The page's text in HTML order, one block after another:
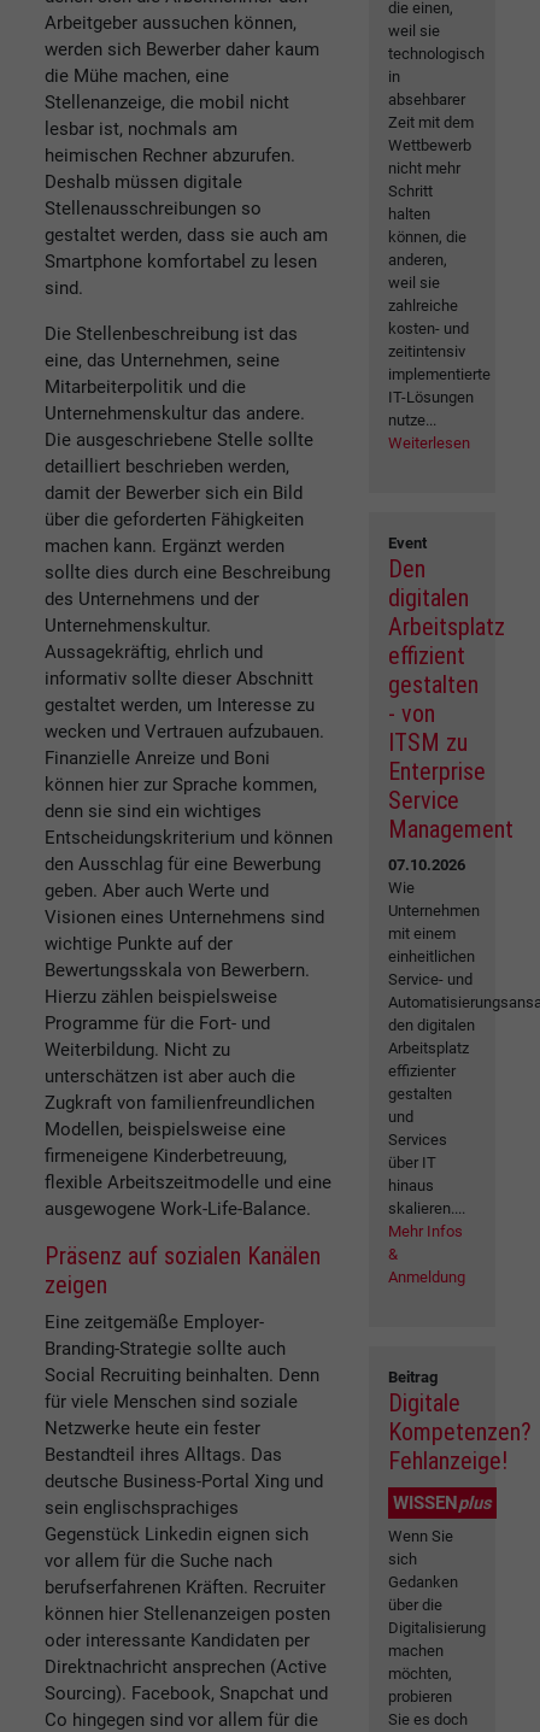
Arbeitgeber aussuchen können,
werden sich Bewerber daher kaum
die Mühe machen, eine
Stellenanzeige, die mobil nicht
lesbar ist, nochmals am
heimischen Rechner abzurufen.
Deshalb müssen digitale
Stellenausschreibungen so
gestaltet werden, dass sie auch am
Smartphone komfortabel zu lesen
sind.
Die Stellenbeschreibung ist das
eine, das Unternehmen, seine
Mitarbeiterpolitik und die
Unternehmenskultur das andere.
Die ausgeschriebene Stelle sollte
detailliert beschrieben werden,
damit der Bewerber sich ein Bild
über die geforderten Fähigkeiten
machen kann. Ergänzt werden
sollte dies durch eine Beschreibung
des Unternehmens und der
Unternehmenskultur.
Aussagekräftig, ehrlich und
informativ sollte dieser Abschnitt
gestaltet werden, um Interesse zu
wecken und Vertrauen aufzubauen.
Finanzielle Anreize und Boni
können hier zur Sprache kommen,
denn sie sind ein wichtiges
Entscheidungskriterium und können
den Ausschlag für eine Bewerbung
geben. Aber auch Werte und
Visionen eines Unternehmens sind
wichtige Punkte auf der
Bewertungsskala von Bewerbern.
Hierzu zählen beispielsweise
Programme für die Fort- und
Weiterbildung. Nicht zu
unterschätzen ist aber auch die
Zugkraft von familienfreundlichen
Modellen, beispielsweise eine
firmeneigene Kinderbetreuung,
flexible Arbeitszeitmodelle und eine
ausgewogene Work-Life-Balance.
Präsenz auf sozialen Kanälen
zeigen
Eine zeitgemäße Employer-
Branding-Strategie sollte auch
Social Recruiting beinhalten. Denn
für viele Menschen sind soziale
Netzwerke heute ein fester
Bestandteil ihres Alltags. Das
deutsche Business-Portal Xing und
sein englischsprachiges
Gegenstück Linkedin eignen sich
vor allem für die Suche nach
berufserfahrenen Kräften. Recruiter
können hier Stellenanzeigen posten
oder interessante Kandidaten per
Direktnachricht ansprechen (Active
Sourcing). Facebook, Snapchat und
Co hingegen sind vor allem für die
die einen,
weil sie
technologisch
in
absehbarer
Zeit mit dem
Wettbewerb
nicht mehr
Schritt
halten
können, die
anderen,
weil sie
zahlreiche
kosten- und
zeitintensiv
implementierte
IT-Lösungen
nutze...
Weiterlesen
Event
Den
digitalen
Arbeitsplatz
effizient
gestalten
- von
ITSM zu
Enterprise
Service
Management
07.10.2026
Wie
Unternehmen
mit einem
einheitlichen
Service- und
den digitalen
Arbeitsplatz
effizienter
gestalten
und
Services
über IT
hinaus
skalieren....
Mehr Infos
&
Anmeldung
Beitrag
Digitale
Kompetenzen?
Fehlanzeige!
WISSENplus
Wenn Sie
sich
Gedanken
über die
Digitalisierung
machen
möchten,
probieren
Sie es doch